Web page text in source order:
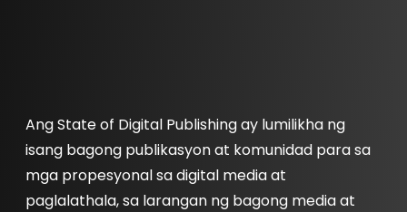
Ang State of Digital Publishing ay lumilikha ng
isang bagong publikasyon at komunidad para sa
mga propesyonal sa digital media at
paglalathala, sa larangan ng bagong media at